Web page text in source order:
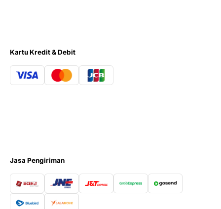
Kartu Kredit & Debit
Jasa Pengiriman